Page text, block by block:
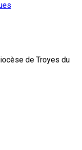
de Troyes du